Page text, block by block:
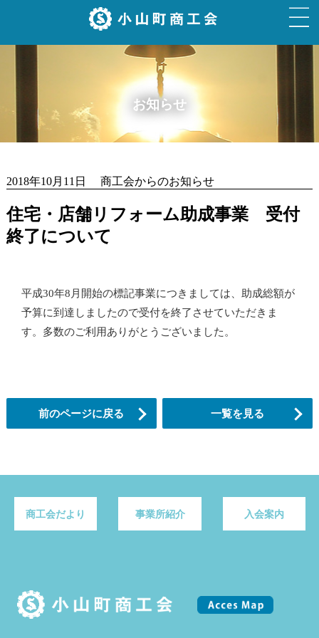
お知らせ
2018年10月11日 商工会からのお知らせ
住宅・店舗リフォーム助成事業 受付
終了について
平成30年8月開始の標記事業につきましては、助成総額が
予算に到達しましたので受付を終了させていただきま
す。多数のご利用ありがとうございました。
前のページに戻る 一覧を見る
商工会だより 事業所紹介 入会案内